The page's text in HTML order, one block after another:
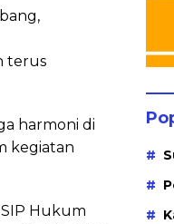
terus
harmoni di
kegiatan
Hukum